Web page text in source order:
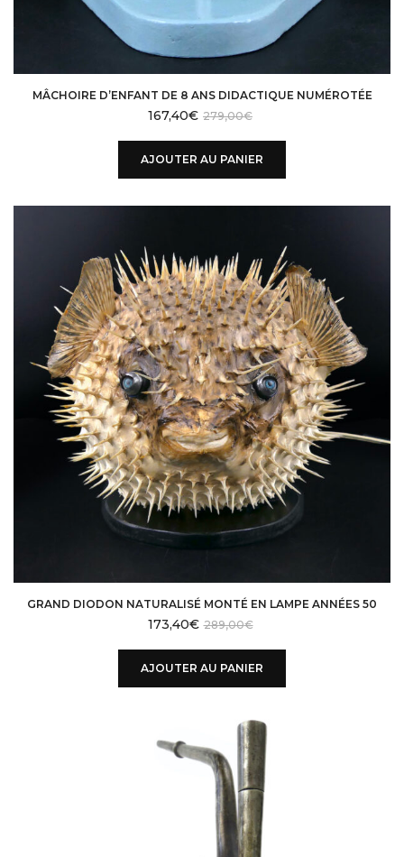
MÂCHOIRE D’ENFANT DE 8 ANS DIDACTIQUE NUMÉROTÉE
279,00€
167,40€
AJOUTER AU PANIER
GRAND DIODON NATURALISÉ MONTÉ EN LAMPE ANNÉES 50
289,00€
173,40€
AJOUTER AU PANIER